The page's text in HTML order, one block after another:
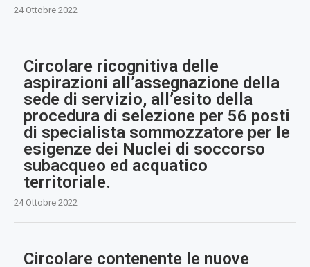
24 Ottobre 2022
Circolare ricognitiva delle
aspirazioni all’assegnazione della
sede di servizio, all’esito della
procedura di selezione per 56 posti
di specialista sommozzatore per le
esigenze dei Nuclei di soccorso
subacqueo ed acquatico
territoriale.
24 Ottobre 2022
Circolare contenente le nuove